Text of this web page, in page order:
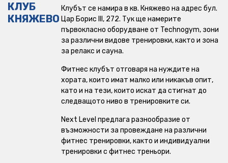
НДК 24/7
Околовръстен път
Овча купел
Park Center
Ритейл Парк Варна
КЛУБ
КНЯЖЕВО
Клубът се намира в кв. Княжево на адрес бул.
Цар Борис III, 272. Тук ще намерите
първокласно оборудване от Technogym, зони
за различни видове тренировки, както и зона
за релакс и сауна.
Фитнес клубът отговаря на нуждите на
хората, които имат малко или никакъв опит,
като и на тези, които искат да стигнат до
следващото ниво в тренировките си.
Next Level предлага разнообразие от
възможности за провеждане на различни
фитнес тренировки, както и индивидуални
тренировки с фитнес треньори.